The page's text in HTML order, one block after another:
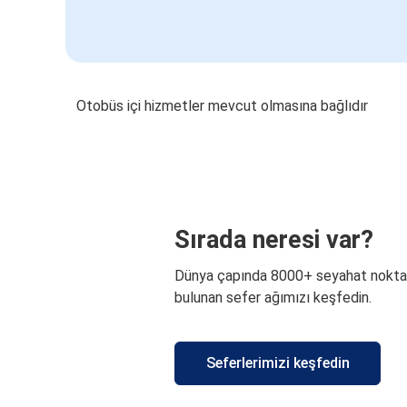
Otobüs içi hizmetler mevcut olmasına bağlıdır
Sırada neresi var?
Dünya çapında 8000+ seyahat
bulunan sefer ağımızı keşfedin.
Seferlerimizi keşfedin